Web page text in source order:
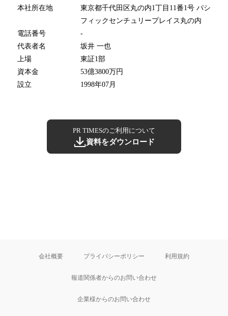
本社所在地
東京都千代田区丸の内1丁目11番1号 パシ
フィックセンチュリープレイス丸の内
電話番号
-
代表者名
坂井 一也
上場
東証1部
資本金
53億3800万円
設立
1998年07月
PR TIMESのご利用について
資料をダウンロード
会社概要 プライバシーポリシー 利用規約
報道関係者からのお問い合わせ
企業様からのお問い合わせ